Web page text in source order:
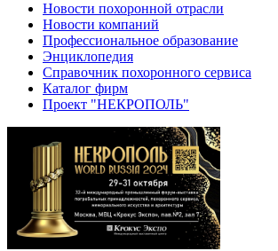
Новости похоронной отрасли
Новости компаний
Профессиональное образование
Энциклопедия
Справочник похоронного сервиса
Каталог фирм
Проект "НЕКРОПОЛЬ"